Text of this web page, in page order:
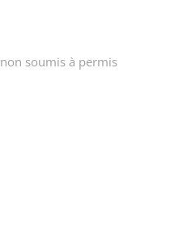
soumis à permis